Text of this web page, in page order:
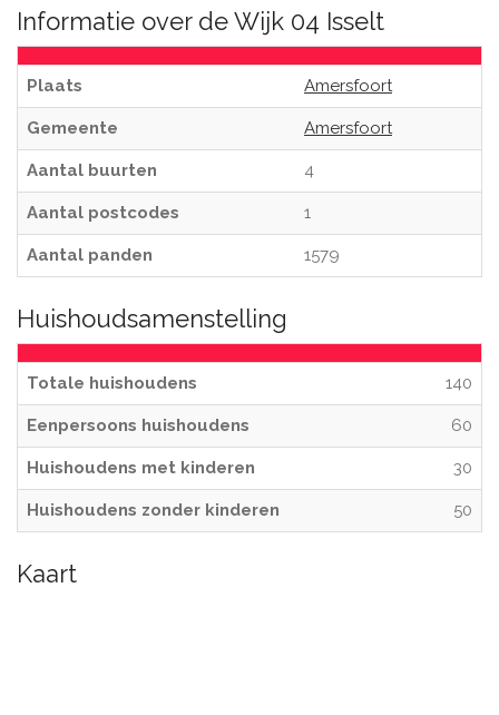
Informatie over de Wijk 04 Isselt
Plaats Amersfoort
Gemeente Amersfoort
Aantal buurten 4
Aantal postcodes 1
Aantal panden 1579
Huishoudsamenstelling
Totale huishoudens 140
Eenpersoons huishoudens 60
Huishoudens met kinderen 30
Huishoudens zonder kinderen 50
Kaart